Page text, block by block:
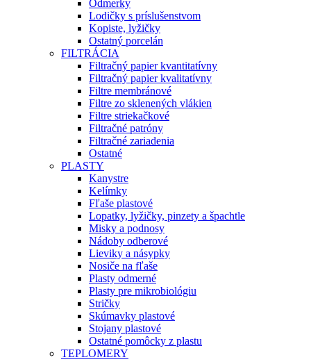
Odmerky
Lodičky s príslušenstvom
Kopiste, lyžičky
Ostatný porcelán
FILTRÁCIA
Filtračný papier kvantitatívny
Filtračný papier kvalitatívny
Filtre membránové
Filtre zo sklenených vlákien
Filtre striekačkové
Filtračné patróny
Filtračné zariadenia
Ostatné
PLASTY
Kanystre
Kelímky
Fľaše plastové
Lopatky, lyžičky, pinzety a špachtle
Misky a podnosy
Nádoby odberové
Lieviky a násypky
Nosiče na fľaše
Plasty odmerné
Plasty pre mikrobiológiu
Stričky
Skúmavky plastové
Stojany plastové
Ostatné pomôcky z plastu
TEPLOMERY